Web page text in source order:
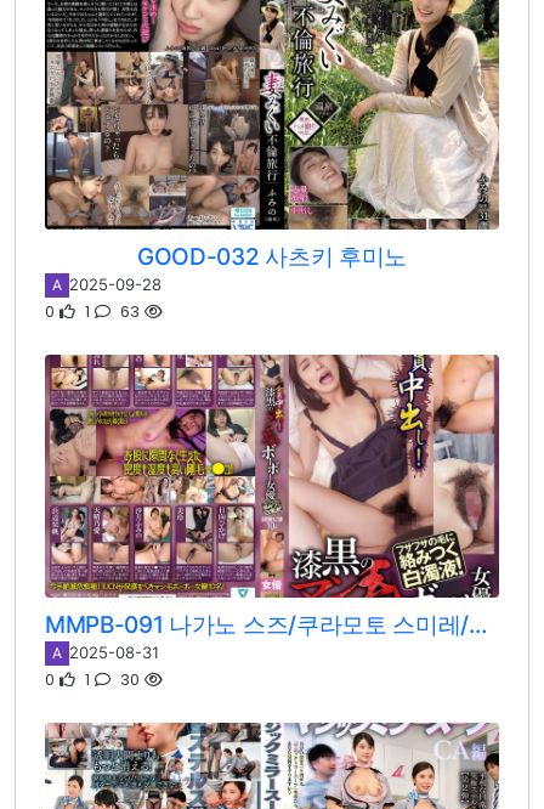
GOOD-032 사츠키 후미노
A 2025-09-28
0 1 63
MMPB-091 나가노 스즈/쿠라모토 스미레/카나타 코코노/테라다 코코노/오카모토 리리/호죠 메이/하마베 카호/아마하루 노아/사츠키 후미노/히나타 히카게
A 2025-08-31
0 1 30